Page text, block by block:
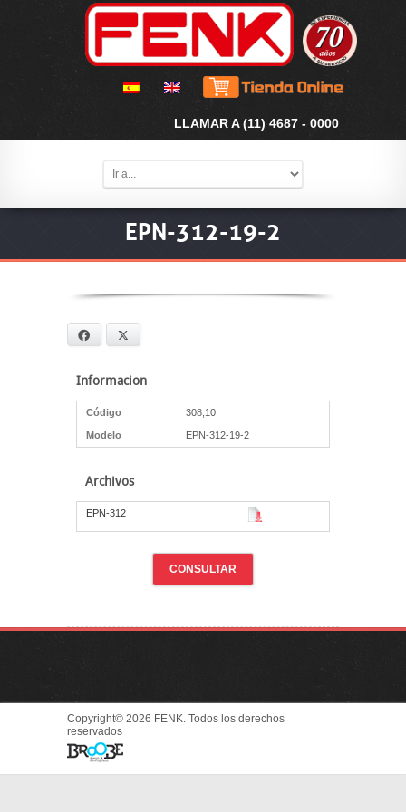
LLAMAR A (11) 4687 - 0000
EPN-312-19-2
Facebook
Informacion
Código 308,10
Modelo EPN-312-19-2
Archivos
EPN-312
CONSULTAR
Copyright© 2026 FENK. Todos los derechos
reservados